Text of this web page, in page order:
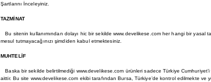
Şartlarını İnceleyiniz.
TAZMİNAT
Bu sitenin kullanımından dolayı hic bir sekilde www.develikese.com her hangi bir
mesul tutmayacağınızı şimdiden kabul etmektesiniz.
MUHTELİF
Baska bir sekilde belirtilmediği www.develikese.com ürünleri sadece Türkiye
aittir. Bu site www.develikese.com ekibi tarafından Bursa, Türkiye’de kontrol edilmekte ve